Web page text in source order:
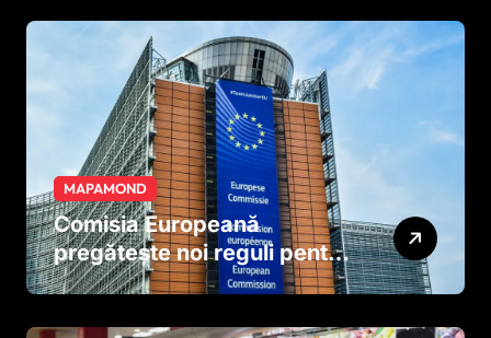
MAPAMOND
Comisia Europeană
pregătește noi reguli pentru
tutun și țigările electronice